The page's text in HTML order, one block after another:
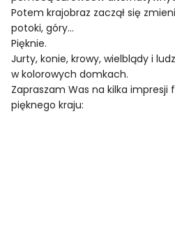
Potem krajobraz zaczął się
potoki, góry…
Pięknie.
Jurty, konie, krowy, wielblądy i
w kolorowych domkach.
Zapraszam Was na kilka
pięknego kraju: